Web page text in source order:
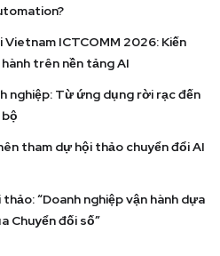
ICTCOMM 2026: Kiến
trên nền tảng AI
nghiệp: Từ ứng dụng rời rạc đến
tham dự hội thảo chuyển đổi AI
“Doanh nghiệp vận hành dựa
Chuyển đối số”